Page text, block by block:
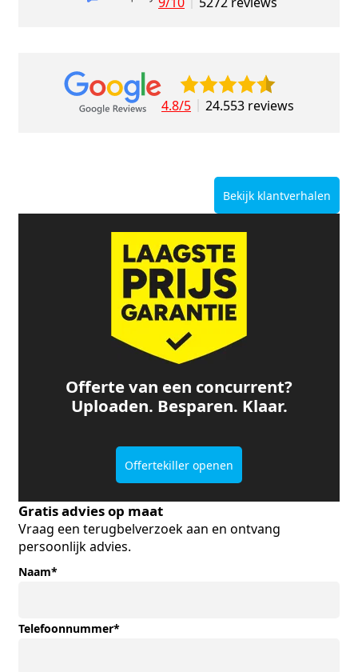
4.8/5 24.553 reviews
Bekijk klantverhalen
Offerte van een concurrent?
Uploaden. Besparen. Klaar.
Offertekiller openen
Gratis advies op maat
Vraag een terugbelverzoek aan en ontvang
persoonlijk advies.
Naam*
Telefoonnummer*